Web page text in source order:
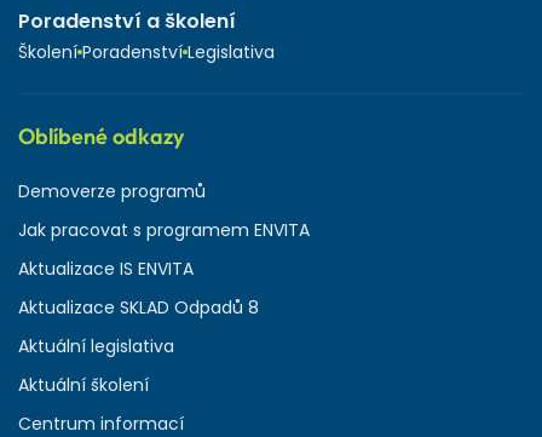
Poradenství a školení
Školení Poradenství Legislativa
Oblíbené odkazy
Demoverze programů
Jak pracovat s programem ENVITA
Aktualizace IS ENVITA
Aktualizace SKLAD Odpadů 8
Aktuální legislativa
Aktuální školení
Centrum informací